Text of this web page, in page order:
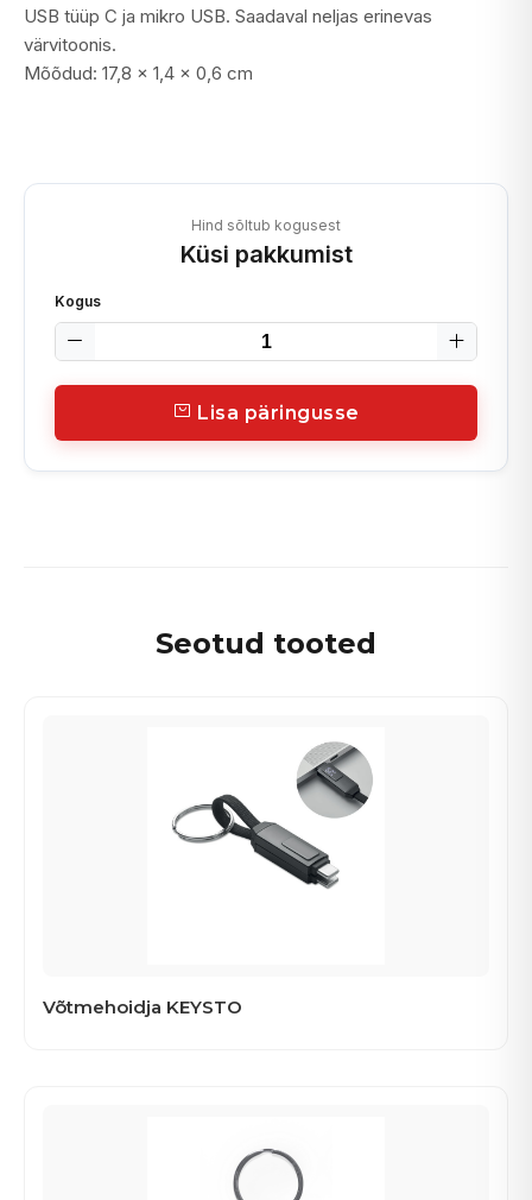
USB tüüp C ja mikro USB. Saadaval neljas erinevas
värvitoonis.
Mõõdud: 17,8 x 1,4 x 0,6 cm
Hind sõltub kogusest
Küsi pakkumist
Kogus
Lisa päringusse
Seotud tooted
Võtmehoidja KEYSTO